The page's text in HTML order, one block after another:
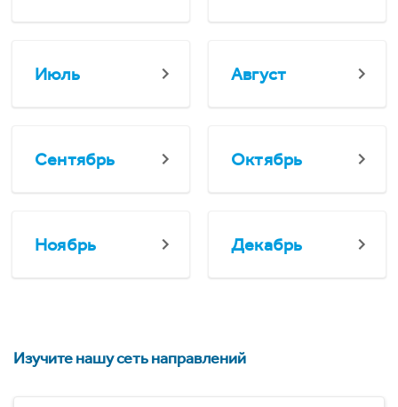
Июль Август
Сентябрь Октябрь
Ноябрь Декабрь
Изучите нашу сеть направлений